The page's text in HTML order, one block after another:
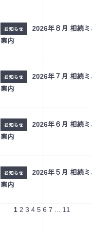
お知らせ
2026年８月 相続
案内
お知らせ
2026年７月 相続
案内
お知らせ
2026年６月 相続
案内
お知らせ
2026年５月 相続
案内
1 2 3 4 5 6 7 ... 11